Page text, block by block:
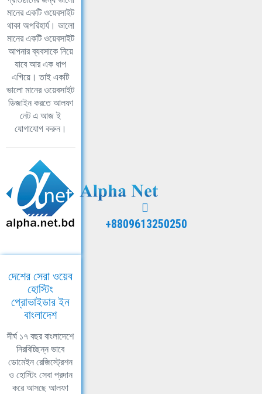
মানের একটি ওয়েবসাইট
থাকা অপরিহার্য। ভালো
মানের একটি ওয়েবসাইট
আপনার ব্যবসাকে নিয়ে
যাবে আর এক ধাপ
এগিয়ে। তাই একটি
ভালো মানের ওয়েবসাইট
ডিজাইন করতে আলফা
নেট এ আজ ই
যোগাযোগ করুন।
+8809613250250
দেশের সেরা ওয়েব
হোস্টিং
প্রোভাইডার ইন
বাংলাদেশ
দীর্ঘ ১৭ বছর বাংলাদেশে
নিরবিচ্ছিন্ন ভাবে
ডোমেইন রেজিস্ট্রেশন
ও হোস্টিং সেবা প্রদান
করে আসছে আলফা